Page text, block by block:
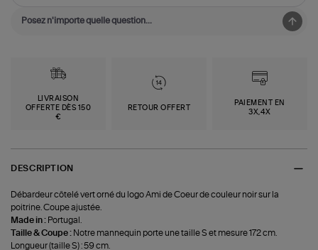
LIVRAISON
OFFERTE DÈS 150
€
RETOUR OFFERT
PAIEMENT EN
3X,4X
DESCRIPTION
Débardeur côtelé vert orné du logo Ami de Coeur de couleur noir sur la
poitrine. Coupe ajustée.
Made in : Portugal.
Taille & Coupe : Notre mannequin porte une taille S et mesure 172 cm.
Longueur (taille S) : 59 cm.